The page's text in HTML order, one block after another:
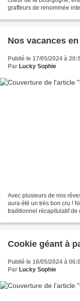
graffeurs de renommée
Nos vacances
Publié le 17/05/2024 à
Par Lucky Sophie
Avec plusieurs de nos
aura été un très bon cru !
traditionnel récapitulatif de
Cookie géant à
Publié le 16/05/2024 à
Par Lucky Sophie